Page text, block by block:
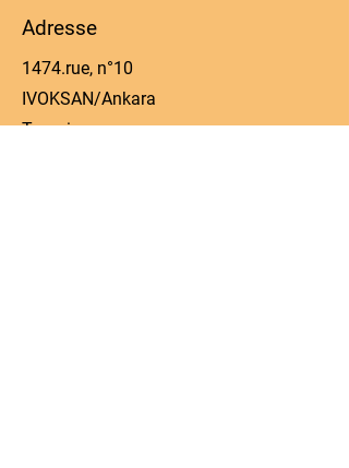
Adresse
1474.rue, n°10
IVOKSAN/Ankara
Turquie